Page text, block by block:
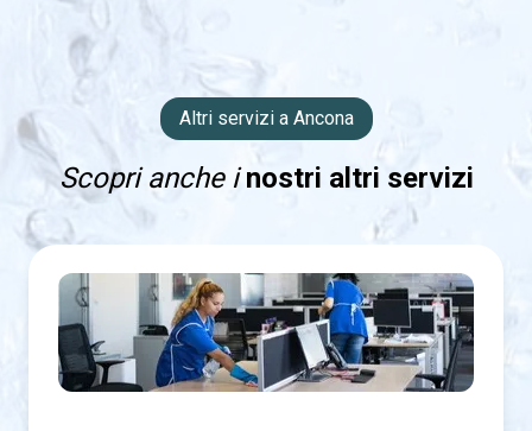
Altri servizi a Ancona
Scopri anche inostri altri servizi